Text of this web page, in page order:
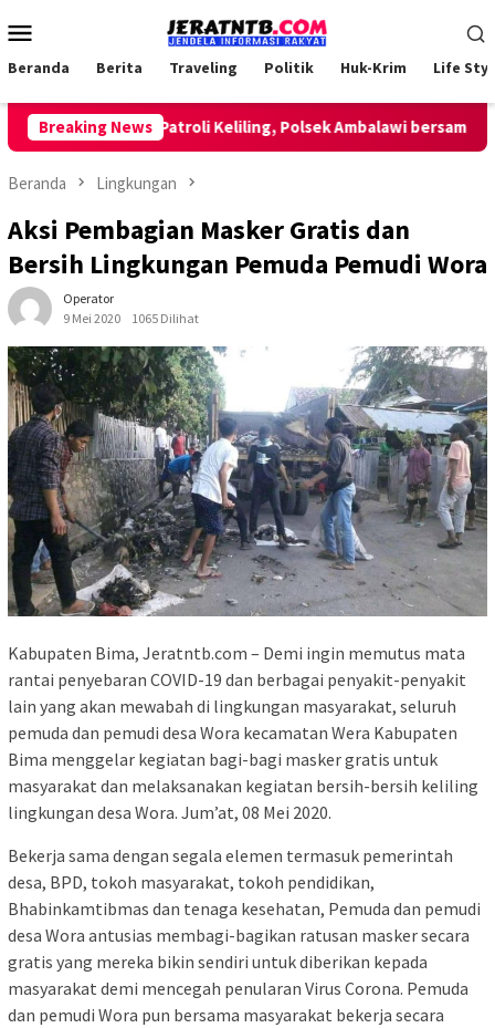
ke
Mobile
Beranda Berita Traveling Politik Huk-Krim Life
Breaking News
Lakukan Patroli Keliling, Polsek Ambalawi bersama TNI
Beranda Lingkungan
Aksi Pembagian Masker Gratis dan
Bersih Lingkungan Pemuda Pemudi Wora
Operator
9 Mei 2020
1065 Dilihat
Kabupaten Bima, Jeratntb.com – Demi ingin memutus mata
rantai penyebaran COVID-19 dan berbagai penyakit-penyakit
lain yang akan mewabah di lingkungan masyarakat, seluruh
pemuda dan pemudi desa Wora kecamatan Wera Kabupaten
Bima menggelar kegiatan bagi-bagi masker gratis untuk
masyarakat dan melaksanakan kegiatan bersih-bersih keliling
lingkungan desa Wora. Jum’at, 08 Mei 2020.
Bekerja sama dengan segala elemen termasuk pemerintah
desa, BPD, tokoh masyarakat, tokoh pendidikan,
Bhabinkamtibmas dan tenaga kesehatan, Pemuda dan pemudi
desa Wora antusias membagi-bagikan ratusan masker secara
gratis yang mereka bikin sendiri untuk diberikan kepada
masyarakat demi mencegah penularan Virus Corona. Pemuda
dan pemudi Wora pun bersama masyarakat bekerja secara